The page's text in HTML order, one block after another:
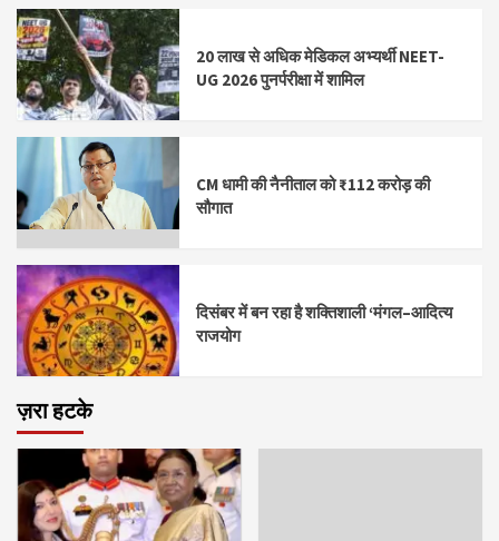
20 लाख से अधिक मेडिकल अभ्यर्थी NEET-
UG 2026 पुनर्परीक्षा में शामिल
CM धामी की नैनीताल को ₹112 करोड़ की
सौगात
दिसंबर में बन रहा है शक्तिशाली ‘मंगल–आदित्य
राजयोग
ज़रा हटके